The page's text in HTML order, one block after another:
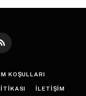
RSS
KOŞULLARI
İLETIŞIM